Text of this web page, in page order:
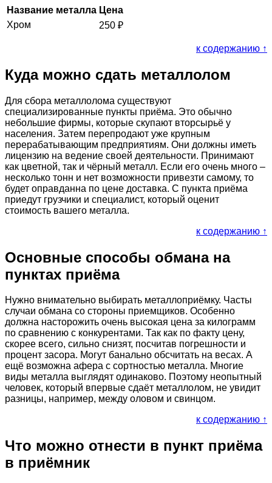
Название металла Цена
Хром
250 ₽
к содержанию ↑
Куда можно сдать металлолом
Для сбора металлолома существуют
специализированные пункты приёма. Это обычно
небольшие фирмы, которые скупают вторсырьё у
населения. Затем перепродают уже крупным
перерабатывающим предприятиям. Они должны иметь
лицензию на ведение своей деятельности. Принимают
как цветной, так и чёрный металл. Если его очень много –
несколько тонн и нет возможности привезти самому, то
будет оправданна по цене доставка. С пункта приёма
приедут грузчики и специалист, который оценит
стоимость вашего металла.
к содержанию ↑
Основные способы обмана на
пунктах приёма
Нужно внимательно выбирать металлоприёмку. Часты
случаи обмана со стороны приемщиков. Особенно
должна насторожить очень высокая цена за килограмм
по сравнению с конкурентами. Так как по факту цену,
скорее всего, сильно снизят, посчитав погрешности и
процент засора. Могут банально обсчитать на весах. А
ещё возможна афера с сортностью металла. Многие
виды металла выглядят одинаково. Поэтому неопытный
человек, который впервые сдаёт металлолом, не увидит
разницы, например, между оловом и свинцом.
к содержанию ↑
Что можно отнести в пункт приёма
в приёмник